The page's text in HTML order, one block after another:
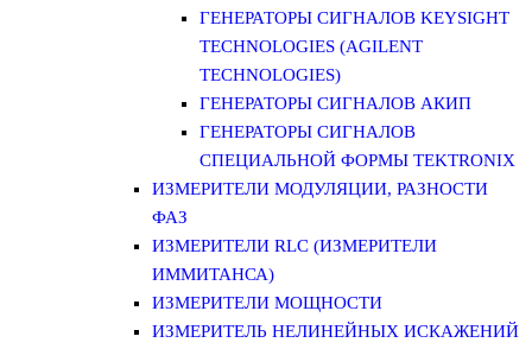
ГЕНЕРАТОРЫ СИГНАЛОВ KEYSIGHT
TECHNOLOGIES (AGILENT
TECHNOLOGIES)
ГЕНЕРАТОРЫ СИГНАЛОВ АКИП
ГЕНЕРАТОРЫ СИГНАЛОВ
СПЕЦИАЛЬНОЙ ФОРМЫ TEKTRONIX
ИЗМЕРИТЕЛИ МОДУЛЯЦИИ, РАЗНОСТИ
ФАЗ
ИЗМЕРИТЕЛИ RLC (ИЗМЕРИТЕЛИ
ИММИТАНСА)
ИЗМЕРИТЕЛИ МОЩНОСТИ
ИЗМЕРИТЕЛЬ НЕЛИНЕЙНЫХ ИСКАЖЕНИЙ